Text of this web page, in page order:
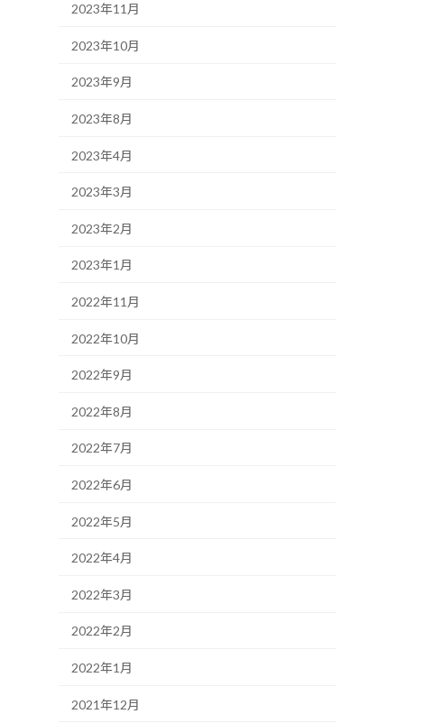
2023年11月
2023年10月
2023年9月
2023年8月
2023年4月
2023年3月
2023年2月
2023年1月
2022年11月
2022年10月
2022年9月
2022年8月
2022年7月
2022年6月
2022年5月
2022年4月
2022年3月
2022年2月
2022年1月
2021年12月